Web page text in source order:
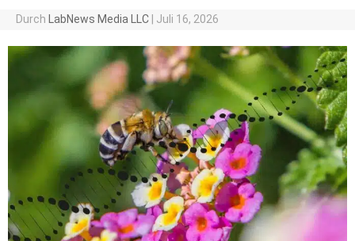
Durch LabNews Media LLC Juli 16, 2026